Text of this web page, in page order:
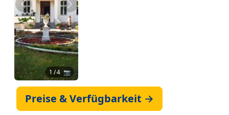
Zurück Weiter
1 / 4 📷
Preise & Verfügbarkeit →